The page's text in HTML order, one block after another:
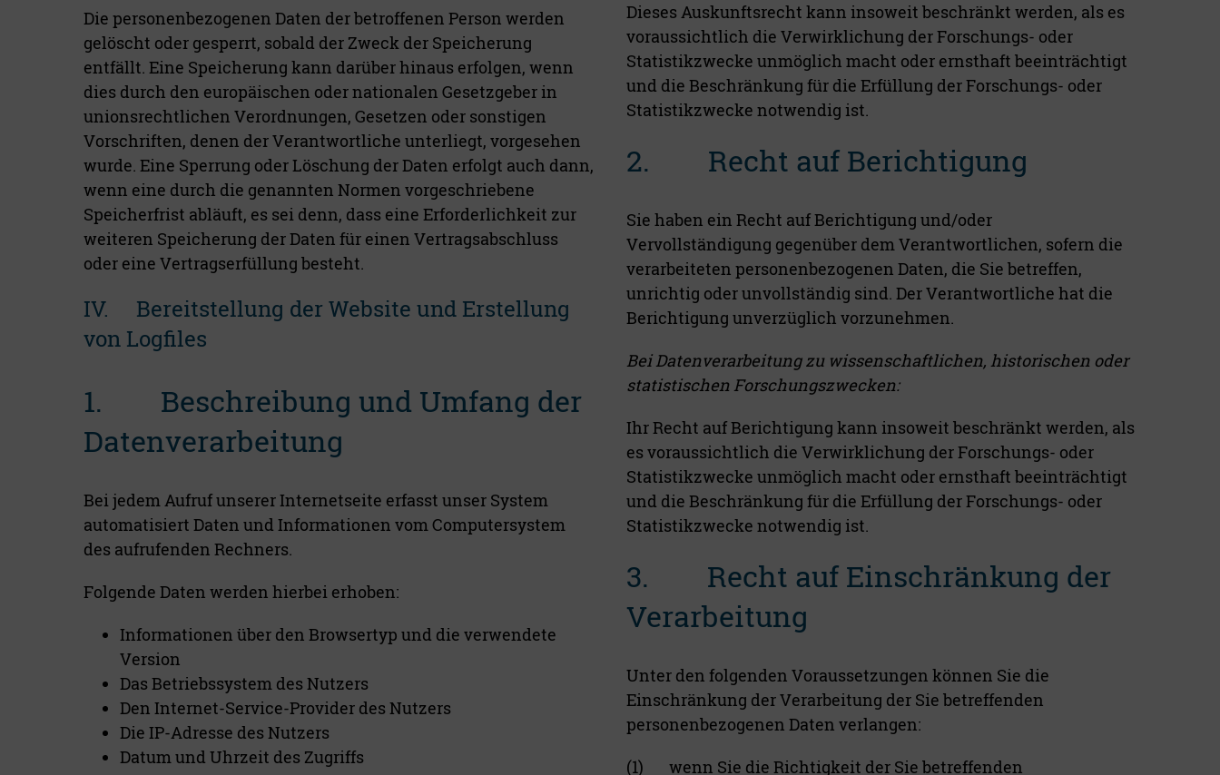
Die personenbezogenen Daten der betroffenen Person werden
gelöscht oder gesperrt, sobald der Zweck der Speicherung
entfällt. Eine Speicherung kann darüber hinaus erfolgen, wenn
dies durch den europäischen oder nationalen Gesetzgeber in
unionsrechtlichen Verordnungen, Gesetzen oder sonstigen
Vorschriften, denen der Verantwortliche unterliegt, vorgesehen
wurde. Eine Sperrung oder Löschung der Daten erfolgt auch dann,
wenn eine durch die genannten Normen vorgeschriebene
Speicherfrist abläuft, es sei denn, dass eine Erforderlichkeit zur
weiteren Speicherung der Daten für einen Vertragsabschluss
oder eine Vertragserfüllung besteht.
IV. Bereitstellung der Website und Erstellung
von Logfiles
1. Beschreibung und Umfang der
Datenverarbeitung
Bei jedem Aufruf unserer Internetseite erfasst unser System
automatisiert Daten und Informationen vom Computersystem
des aufrufenden Rechners.
Folgende Daten werden hierbei erhoben:
Informationen über den Browsertyp und die verwendete
Version
Das Betriebssystem des Nutzers
Den Internet-Service-Provider des Nutzers
Die IP-Adresse des Nutzers
Datum und Uhrzeit des Zugriffs
Dieses Auskunftsrecht kann insoweit beschränkt werden, als es
voraussichtlich die Verwirklichung der Forschungs- oder
Statistikzwecke unmöglich macht oder ernsthaft beeinträchtigt
und die Beschränkung für die Erfüllung der Forschungs- oder
Statistikzwecke notwendig ist.
2. Recht auf Berichtigung
Sie haben ein Recht auf Berichtigung und/oder
Vervollständigung gegenüber dem Verantwortlichen, sofern die
verarbeiteten personenbezogenen Daten, die Sie betreffen,
unrichtig oder unvollständig sind. Der Verantwortliche hat die
Berichtigung unverzüglich vorzunehmen.
Bei Datenverarbeitung zu wissenschaftlichen, historischen oder
statistischen Forschungszwecken:
Ihr Recht auf Berichtigung kann insoweit beschränkt werden, als
es voraussichtlich die Verwirklichung der Forschungs- oder
Statistikzwecke unmöglich macht oder ernsthaft beeinträchtigt
und die Beschränkung für die Erfüllung der Forschungs- oder
Statistikzwecke notwendig ist.
3. Recht auf Einschränkung der
Verarbeitung
Unter den folgenden Voraussetzungen können Sie die
Einschränkung der Verarbeitung der Sie betreffenden
personenbezogenen Daten verlangen:
(1) wenn Sie die Richtigkeit der Sie betreffenden